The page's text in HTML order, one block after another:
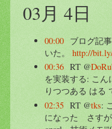
03月 4日
00:00 ブログ記
いた。http://
00:36 RT @
を実装する: こん
りつつある はる
02:35 RT @tks:
になった さす